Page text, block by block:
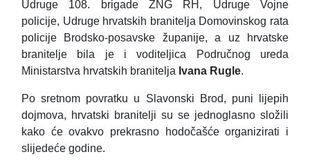
Udruge 108. brigade ZNG RH, Udruge Vojne
policije, Udruge hrvatskih branitelja Domovinskog rata
policije Brodsko-posavske županije, a uz hrvatske
branitelje bila je i voditeljica Područnog ureda
Ministarstva hrvatskih branitelja Ivana Rugle.
Po sretnom povratku u Slavonski Brod, puni lijepih
dojmova, hrvatski branitelji su se jednoglasno složili
kako će ovakvo prekrasno hodočašće organizirati i
slijedeće godine.